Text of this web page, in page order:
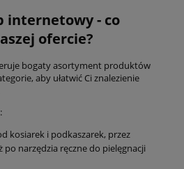
internetowy - co
ofercie?
bogaty asortyment produktów
aby ułatwić Ci znalezienie
kosiarek i podkaszarek, przez
po narzędzia ręczne do pielęgnacji